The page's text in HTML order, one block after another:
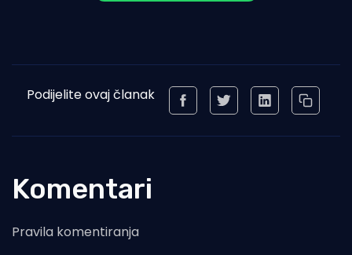
Podijelite ovaj članak
Komentari
Pravila komentiranja